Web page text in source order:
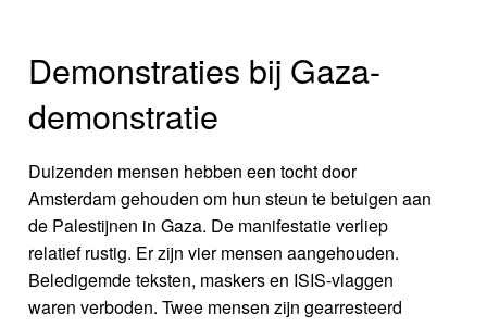
Demonstraties bij Gaza-
demonstratie
Duizenden mensen hebben een tocht door
Amsterdam gehouden om hun steun te betuigen aan
de Palestijnen in Gaza. De manifestatie verliep
relatief rustig. Er zijn vier mensen aangehouden.
Beledigemde teksten, maskers en ISIS-vlaggen
waren verboden. Twee mensen zijn gearresteerd